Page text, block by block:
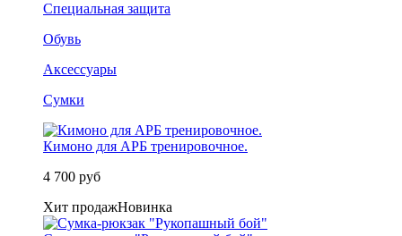
Специальная защита
Обувь
Аксессуары
Сумки
Кимоно для АРБ тренировочное.
4 700 руб
Хит продажНовинка